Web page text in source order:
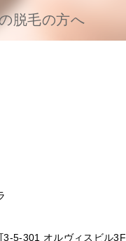
脱毛の方へ
3-5-301 オルヴィスビル3F